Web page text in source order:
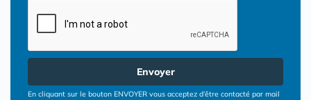
Envoyer
En cliquant sur le bouton ENVOYER vous acceptez d’être contacté par mail